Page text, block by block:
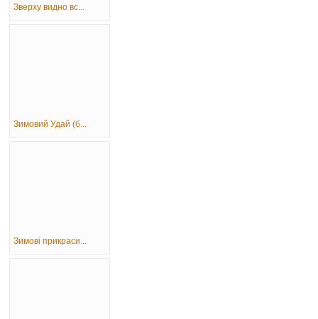
Зверху видно вс...
Зимовий Удай (б...
Зимові прикраси...